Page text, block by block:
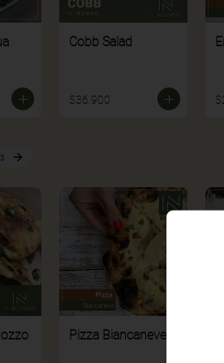
Cobb Salad
$36.900
Pizza Biancaneve